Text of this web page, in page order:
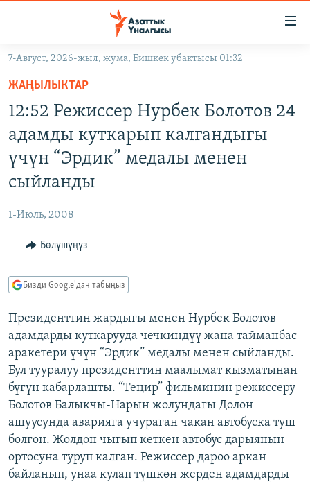
Навигацияга
өтүңүз
салыңыз
ЭКОНОМИКА
ДҮЙНӨ
БОРБОР АЗИЯ
УКРАИНА
АТАЙЫН ИЛИКТӨӨ
ЭКСПЕРТТЕР ТАЛДАЙТ
БИЗ ЖАНА ДҮЙНӨ
ЭЖЕ-СИҢДИЛЕР
АЗАТТЫК+
ЫҢГАЙСЫЗ СУРООЛОР
ПОДКАСТ
ӨЗГӨЧӨ ПИКИР
Русский
ОНЛАЙН ШЕРИНЕ
ЭЕ/АРнун бардык сайттары
7-Август, 2026-жыл, жума, Бишкек убактысы 01:32
ЖАҢЫЛЫКТАР
12:52 Режиссер Нурбек Болотов 24
адамды куткарып калгандыгы
үчүн “Эрдик” медалы менен
сыйланды
1-Июль, 2008
Бөлүшүңүз
Бизди Google'дан табыңыз
Президенттин жардыгы менен Нурбек Болотов
адамдарды куткарууда чечкиндүү жана тайманбас
аракетери үчүн “Эрдик” медалы менен сыйланды.
Бул тууралуу президенттин маалымат кызматынан
бүгүн кабарлашты. “Теңир” фильминин режиссеру
Болотов Балыкчы-Нарын жолундагы Долон
ашуусунда аварияга учураган чакан автобуска туш
болгон. Жолдон чыгып кеткен автобус дарыянын
ортосуна туруп калган. Режиссер дароо аркан
байланып, унаа кулап түшкөн жерден адамдарды